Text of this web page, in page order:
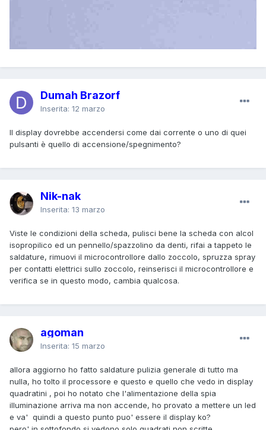
Dumah Brazorf
Inserita: 12 marzo
Il display dovrebbe accendersi come dai corrente o uno di quei
pulsanti è quello di accensione/spegnimento?
Nik-nak
Inserita: 13 marzo
Viste le condizioni della scheda, pulisci bene la scheda con alcol
isopropilico ed un pennello/spazzolino da denti, rifai a tappeto le
saldature, rimuovi il microcontrollore dallo zoccolo, spruzza spray
per contatti elettrici sullo zoccolo, reinserisci il microcontrollore e
verifica se in questo modo, cambia qualcosa.
agoman
Inserita: 15 marzo
allora aggiorno ho fatto saldature pulizia generale di tutto ma
nulla, ho tolto il processore e questo e quello che vedo in display
quadratini , poi ho notato che l'alimentazione della spia
illuminazione arriva ma non accende, ho provato a mettere un led
e va' quindi a questo punto puo' essere il display ko?